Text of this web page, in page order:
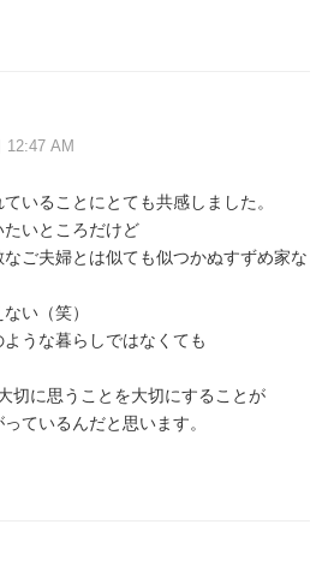
12:47 AM
いることにとても共感しました。
いところだけど
ご夫婦とは似ても似つかぬすずめ家な
い（笑）
うな暮らしではなくても
切に思うことを大切にすることが
ているんだと思います。